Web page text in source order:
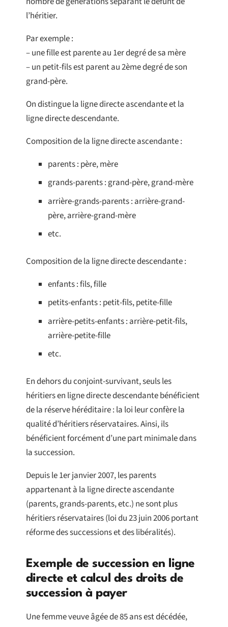
l’héritier.
Par exemple :
– une fille est parente au 1er degré de sa mère
– un petit-fils est parent au 2ème degré de son
grand-père.
On distingue la ligne directe ascendante et la
ligne directe descendante.
Composition de la ligne directe ascendante :
parents : père, mère
grands-parents : grand-père, grand-mère
arrière-grands-parents : arrière-grand-
père, arrière-grand-mère
etc.
Composition de la ligne directe descendante :
enfants : fils, fille
petits-enfants : petit-fils, petite-fille
arrière-petits-enfants : arrière-petit-fils,
arrière-petite-fille
etc.
En dehors du conjoint-survivant, seuls les
héritiers en ligne directe descendante bénéficient
de la réserve héréditaire : la loi leur confère la
qualité d’héritiers réservataires. Ainsi, ils
bénéficient forcément d’une part minimale dans
la succession.
Depuis le 1er janvier 2007, les parents
appartenant à la ligne directe ascendante
(parents, grands-parents, etc.) ne sont plus
héritiers réservataires (loi du 23 juin 2006 portant
réforme des successions et des libéralités).
Exemple de succession en ligne
directe et calcul des droits de
succession à payer
Une femme veuve âgée de 85 ans est décédée,